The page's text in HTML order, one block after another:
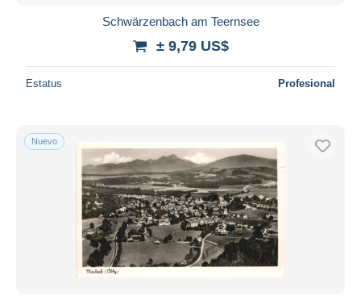
Schwärzenbach am Teernsee
± 9,79 US$
Estatus Profesional
Nuevo